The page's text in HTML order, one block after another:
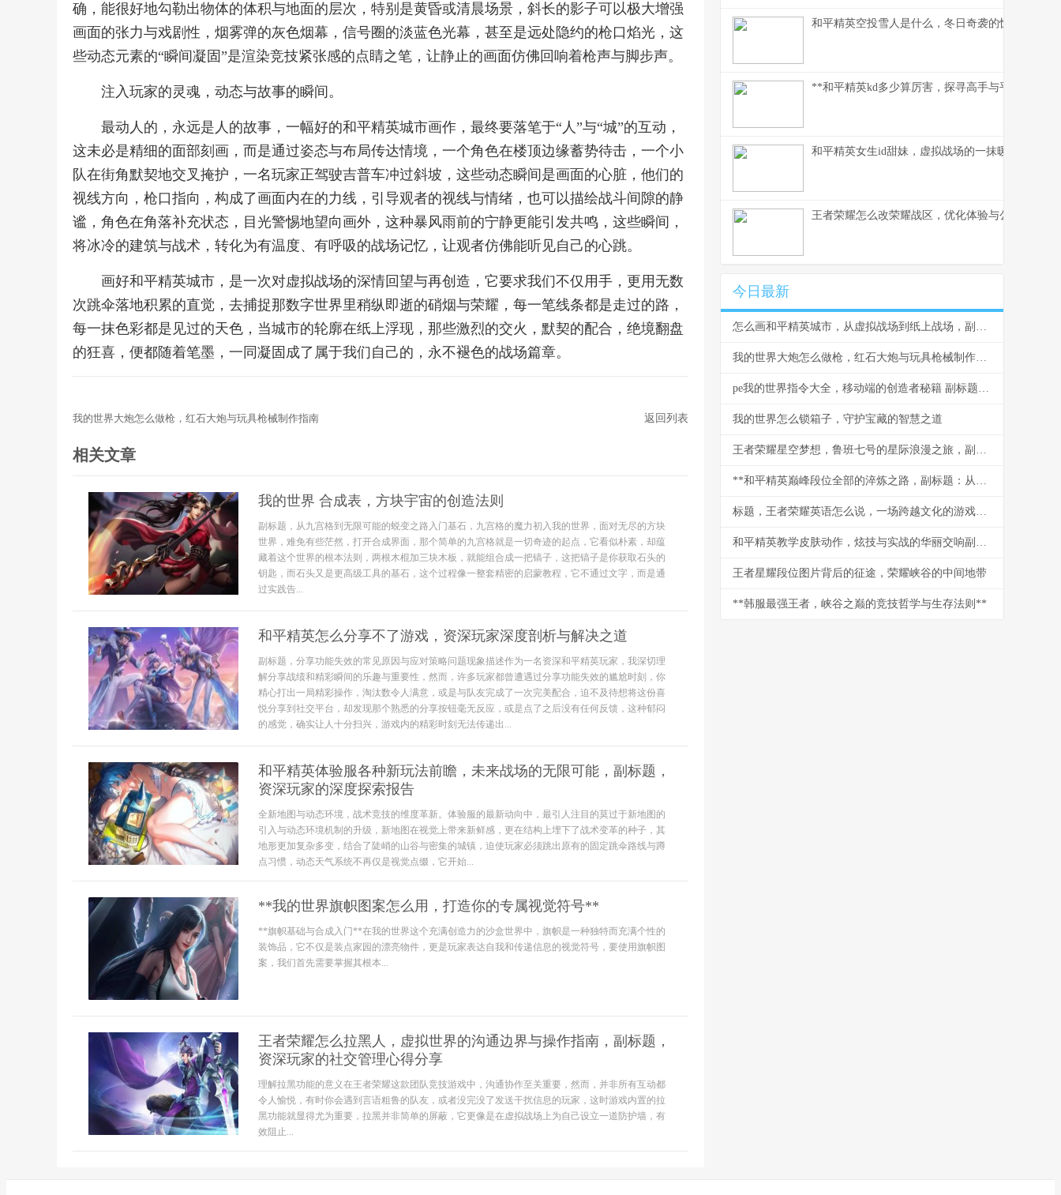
确，能很好地勾勒出物体的体积与地面的层次，特别是黄昏或清晨场景，斜长的影子可以极大增强
画面的张力与戏剧性，烟雾弹的灰色烟幕，信号圈的淡蓝色光幕，甚至是远处隐约的枪口焰光，这
些动态元素的“瞬间凝固”是渲染竞技紧张感的点睛之笔，让静止的画面仿佛回响着枪声与脚步声。
注入玩家的灵魂，动态与故事的瞬间。
最动人的，永远是人的故事，一幅好的和平精英城市画作，最终要落笔于“人”与“城”的互动，
这未必是精细的面部刻画，而是通过姿态与布局传达情境，一个角色在楼顶边缘蓄势待击，一个小
队在街角默契地交叉掩护，一名玩家正驾驶吉普车冲过斜坡，这些动态瞬间是画面的心脏，他们的
视线方向，枪口指向，构成了画面内在的力线，引导观者的视线与情绪，也可以描绘战斗间隙的静
谧，角色在角落补充状态，目光警惕地望向画外，这种暴风雨前的宁静更能引发共鸣，这些瞬间，
将冰冷的建筑与战术，转化为有温度、有呼吸的战场记忆，让观者仿佛能听见自己的心跳。
画好和平精英城市，是一次对虚拟战场的深情回望与再创造，它要求我们不仅用手，更用无数
次跳伞落地积累的直觉，去捕捉那数字世界里稍纵即逝的硝烟与荣耀，每一笔线条都是走过的路，
每一抹色彩都是见过的天色，当城市的轮廓在纸上浮现，那些激烈的交火，默契的配合，绝境翻盘
的狂喜，便都随着笔墨，一同凝固成了属于我们自己的，永不褪色的战场篇章。
我的世界大炮怎么做枪，红石大炮与玩具枪械制作指南 返回列表
相关文章
我的世界 合成表，方块宇宙的创造法则
副标题，从九宫格到无限可能的蜕变之路入门基石，九宫格的魔力初入我的世界，面对无尽的方块
世界，难免有些茫然，打开合成界面，那个简单的九宫格就是一切奇迹的起点，它看似朴素，却蕴
藏着这个世界的根本法则，两根木棍加三块木板，就能组合成一把镐子，这把镐子是你获取石头的
钥匙，而石头又是更高级工具的基石，这个过程像一整套精密的启蒙教程，它不通过文字，而是通
过实践告...
和平精英怎么分享不了游戏，资深玩家深度剖析与解决之道
副标题，分享功能失效的常见原因与应对策略问题现象描述作为一名资深和平精英玩家，我深切理
解分享战绩和精彩瞬间的乐趣与重要性，然而，许多玩家都曾遭遇过分享功能失效的尴尬时刻，你
精心打出一局精彩操作，淘汰数令人满意，或是与队友完成了一次完美配合，迫不及待想将这份喜
悦分享到社交平台，却发现那个熟悉的分享按钮毫无反应，或是点了之后没有任何反馈，这种郁闷
的感觉，确实让人十分扫兴，游戏内的精彩时刻无法传递出...
和平精英体验服各种新玩法前瞻，未来战场的无限可能，副标题，
资深玩家的深度探索报告
全新地图与动态环境，战术竞技的维度革新。体验服的最新动向中，最引人注目的莫过于新地图的
引入与动态环境机制的升级，新地图在视觉上带来新鲜感，更在结构上埋下了战术变革的种子，其
地形更加复杂多变，结合了陡峭的山谷与密集的城镇，迫使玩家必须跳出原有的固定跳伞路线与蹲
点习惯，动态天气系统不再仅是视觉点缀，它开始...
**我的世界旗帜图案怎么用，打造你的专属视觉符号**
**旗帜基础与合成入门**在我的世界这个充满创造力的沙盒世界中，旗帜是一种独特而充满个性的
装饰品，它不仅是装点家园的漂亮物件，更是玩家表达自我和传递信息的视觉符号，要使用旗帜图
案，我们首先需要掌握其根本...
王者荣耀怎么拉黑人，虚拟世界的沟通边界与操作指南，副标题，
资深玩家的社交管理心得分享
理解拉黑功能的意义在王者荣耀这款团队竞技游戏中，沟通协作至关重要，然而，并非所有互动都
令人愉悦，有时你会遇到言语粗鲁的队友，或者没完没了发送干扰信息的玩家，这时游戏内置的拉
黑功能就显得尤为重要，拉黑并非简单的屏蔽，它更像是在虚拟战场上为自己设立一道防护墙，有
效阻止...
和平精英空投雪人是什么，冬日奇袭的惊喜彩蛋
**和平精英kd多少算厉害，探寻高手与平民的真实
和平精英女生id甜妹，虚拟战场的一抹暖色，副标
王者荣耀怎么改荣耀战区，优化体验与公平之路
今日最新
怎么画和平精英城市，从虚拟战场到纸上战场，副标题，一位老兵的构图心得
我的世界大炮怎么做枪，红石大炮与玩具枪械制作指南
pe我的世界指令大全，移动端的创造者秘籍 副标题生存与创造的终极指南
我的世界怎么锁箱子，守护宝藏的智慧之道
王者荣耀星空梦想，鲁班七号的星际浪漫之旅，副标题，仰望星空的机甲童话
**和平精英巅峰段位全部的淬炼之路，副标题：从钢枪到战术的终极试炼**
标题，王者荣耀英语怎么说，一场跨越文化的游戏远征副标题
和平精英教学皮肤动作，炫技与实战的华丽交响副标题：从收藏到主宰战场的视觉密码
王者星耀段位图片背后的征途，荣耀峡谷的中间地带
**韩服最强王者，峡谷之巅的竞技哲学与生存法则**